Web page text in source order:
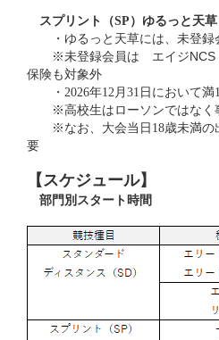
スプリント（SP）ゆるっと天草
・ゆるっと天草には、未登録
※未登録会員は エイジ
保険も対象外
・2026年12月31日において満
※高校生はローソンではな
※なお、大会当日18歳未満の
要
【スケジュール】
部門別スタート時間